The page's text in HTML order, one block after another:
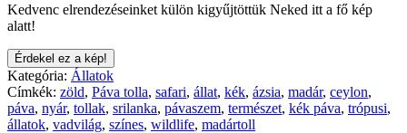
Kedvenc elrendezéseinket külön kigyűjtöttük Neked itt a fő kép
alatt!
Érdekel ez a kép!
Kategória: Állatok
Címkék: zöld, Páva tolla, safari, állat, kék, ázsia, madár, ceylon,
páva, nyár, tollak, srilanka, pávaszem, természet, kék páva, trópusi,
állatok, vadvilág, színes, wildlife, madártoll